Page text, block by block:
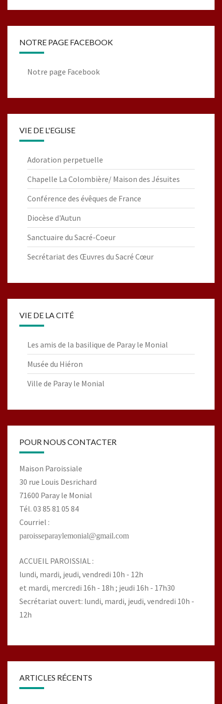
NOTRE PAGE FACEBOOK
Notre page Facebook
VIE DE L'EGLISE
Adoration perpetuelle
Chapelle La Colombière/ Maison des Jésuites
Conférence des évêques de France
Diocèse d'Autun
Sanctuaire du Sacré-Coeur
Secrétariat des Œuvres du Sacré Cœur
VIE DE LA CITÉ
Les amis de la basilique de Paray le Monial
Musée du Hiéron
Ville de Paray le Monial
POUR NOUS CONTACTER
Maison Paroissiale
30 rue Louis Desrichard
71600 Paray le Monial
Tél. 03 85 81 05 84
Courriel :
paroisseparaylemonial@gmail.com
ACCUEIL PAROISSIAL :
lundi, mardi, jeudi, vendredi 10h - 12h
et mardi, mercredi 16h - 18h ; jeudi 16h - 17h30
Secrétariat ouvert: lundi, mardi, jeudi, vendredi 10h -
12h
ARTICLES RÉCENTS